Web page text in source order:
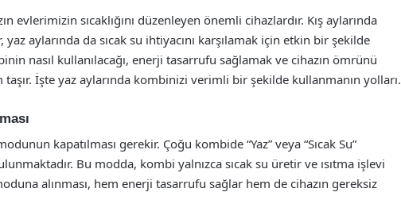
evlerimizin sıcaklığını düzenleyen önemli cihazlardır. Kış aylarında
aylarında da sıcak su ihtiyacını karşılamak için etkin bir şekilde
nasıl kullanılacağı, enerji tasarrufu sağlamak ve cihazın ömrünü
taşır. İşte yaz aylarında kombinizi verimli bir şekilde kullanmanın yolları.
kapatılması gerekir. Çoğu kombide “Yaz” veya “Sıcak Su”
Bu modda, kombi yalnızca sıcak su üretir ve ısıtma işlevi
alınması, hem enerji tasarrufu sağlar hem de cihazın gereksiz